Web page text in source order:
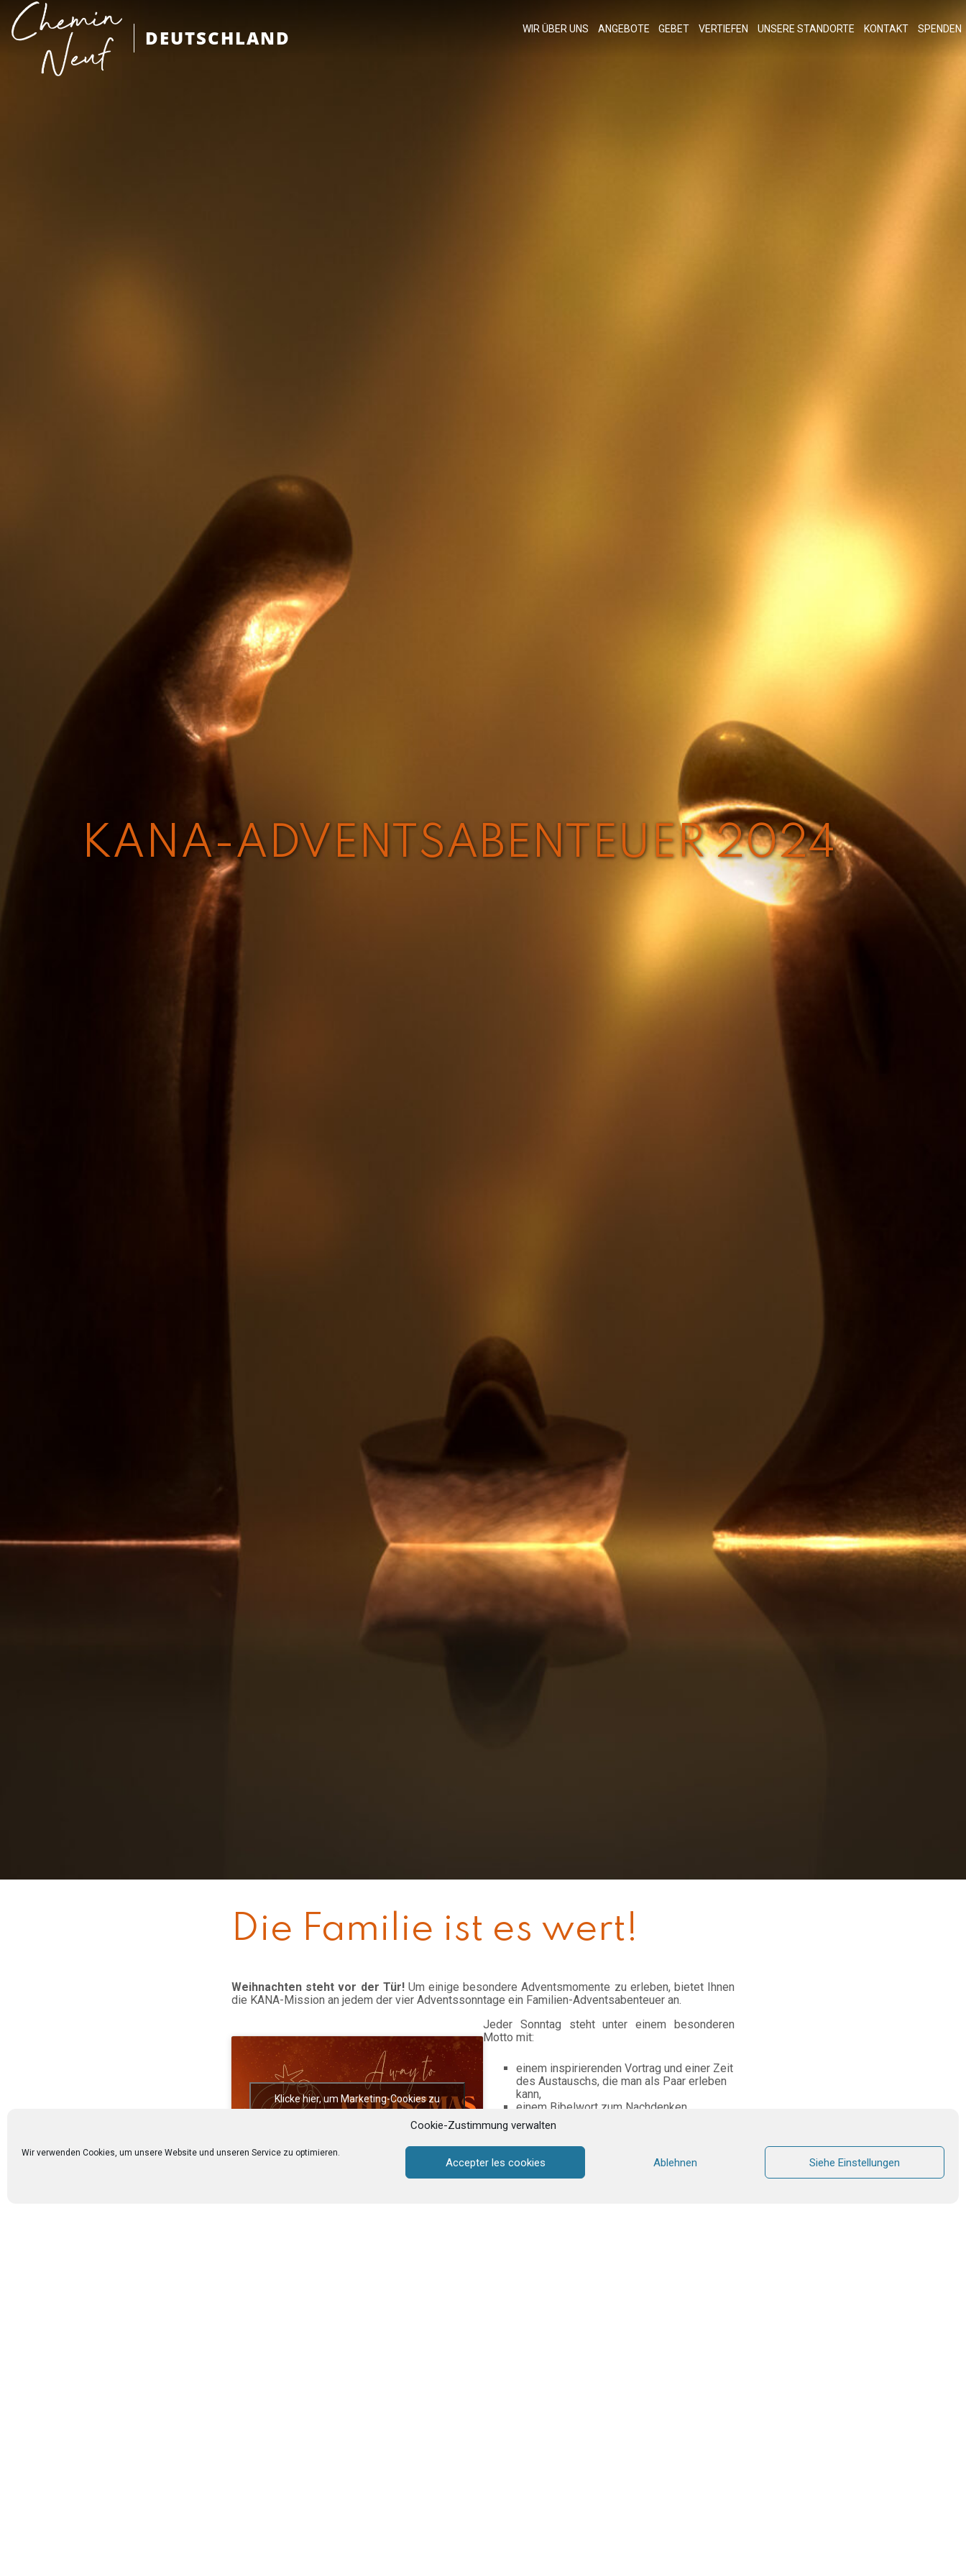
Cookie-Zustimmung verwalten
Wir verwenden Cookies, um unsere Website und unseren Service zu optimieren.
Accepter les cookies Ablehnen Siehe Einstellungen
DEUTSCHLAND WIR ÜBER UNS ANGEBOTE GEBET VERTIEFEN UNSERE STANDORTE KONTAKT SPENDEN
KANA-ADVENTSABENTEUER 2024
Die Familie ist es wert!
Weihnachten steht vor der Tür!Um einige besondere Adventsmomente zu erleben, bietet Ihnen
die KANA-Mission an jedem der vier Adventssonntage ein Familien-Adventsabenteuer an.
Klicke hier, um Marketing-Cookies zu
Jeder Sonntag steht unter einem besonderen
Motto mit:
einem inspirierenden Vortrag und einer Zeit
des Austauschs, die man als Paar erleben
kann,
einem Bibelwort zum Nachdenken,
einem Video-Erfahrungsbericht einer
Familie,
einer Herausforderung, die man als Familie
annehmen kann.